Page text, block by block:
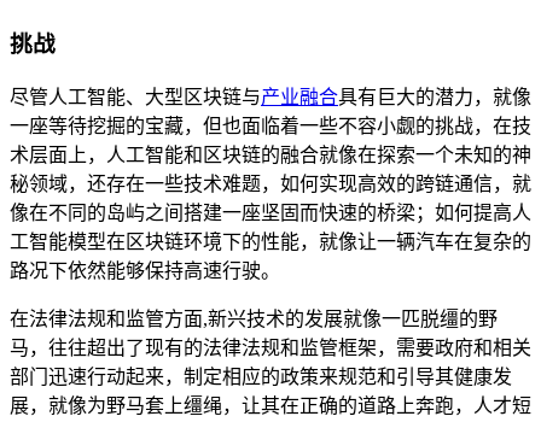
挑战
尽管人工智能、大型区块链与产业融合具有巨大的潜力，就像
一座等待挖掘的宝藏，但也面临着一些不容小觑的挑战，在技
术层面上，人工智能和区块链的融合就像在探索一个未知的神
秘领域，还存在一些技术难题，如何实现高效的跨链通信，就
像在不同的岛屿之间搭建一座坚固而快速的桥梁；如何提高人
工智能模型在区块链环境下的性能，就像让一辆汽车在复杂的
路况下依然能够保持高速行驶。
在法律法规和监管方面,新兴技术的发展就像一匹脱缰的野
马，往往超出了现有的法律法规和监管框架，需要政府和相关
部门迅速行动起来，制定相应的政策来规范和引导其健康发
展，就像为野马套上缰绳，让其在正确的道路上奔跑，人才短